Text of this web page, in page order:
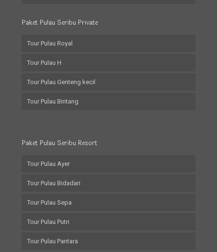
Paket Pulau Seribu Private
Tour Pulau Royal
Tour Pulau H
Tour Pulau Genteng kecil
Tour Pulau Bintang
Paket Pulau Seribu Resort
Tour Pulau Ayer
Tour Pulau Bidadari
Tour Pulau Sepa
Tour Pulau Putri
Tour Pulau Pantara